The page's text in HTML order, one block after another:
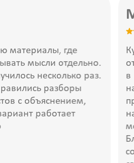
материалы, где
мысли отдельно.
несколько раз.
разборы
с объяснением,
работает
в